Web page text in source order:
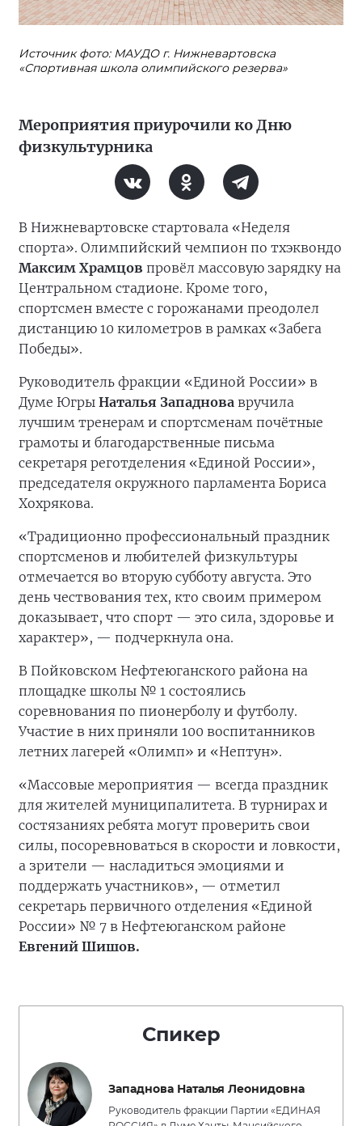
Источник фото: МАУДО г. Нижневартовска
«Спортивная школа олимпийского резерва»
Мероприятия приурочили ко Дню
физкультурника
В Нижневартовске стартовала «Неделя
спорта». Олимпийский чемпион по тхэквондо
Максим Храмцов провёл массовую зарядку на
Центральном стадионе. Кроме того,
спортсмен вместе с горожанами преодолел
дистанцию 10 километров в рамках «Забега
Победы».
Руководитель фракции «Единой России» в
Думе Югры Наталья Западнова вручила
лучшим тренерам и спортсменам почётные
грамоты и благодарственные письма
секретаря реготделения «Единой России»,
председателя окружного парламента Бориса
Хохрякова.
«Традиционно профессиональный праздник
спортсменов и любителей физкультуры
отмечается во вторую субботу августа. Это
день чествования тех, кто своим примером
доказывает, что спорт — это сила, здоровье и
характер», — подчеркнула она.
В Пойковском Нефтеюганского района на
площадке школы № 1 состоялись
соревнования по пионерболу и футболу.
Участие в них приняли 100 воспитанников
летних лагерей «Олимп» и «Нептун».
«Массовые мероприятия — всегда праздник
для жителей муниципалитета. В турнирах и
состязаниях ребята могут проверить свои
силы, посоревноваться в скорости и ловкости,
а зрители — насладиться эмоциями и
поддержать участников», — отметил
секретарь первичного отделения «Единой
России» № 7 в Нефтеюганском районе
Евгений Шишов.
Спикер
Западнова Наталья Леонидовна
Руководитель фракции Партии «ЕДИНАЯ